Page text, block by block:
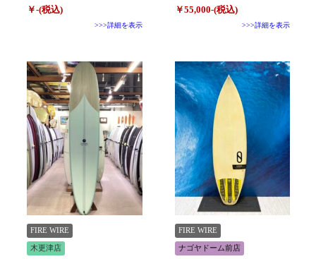
￥-(税込)
>>>詳細を表示
￥55,000-(税込)
>>>詳細を表示
FIRE WIRE
木更津店
FIRE WIRE
ナゴヤドーム前店